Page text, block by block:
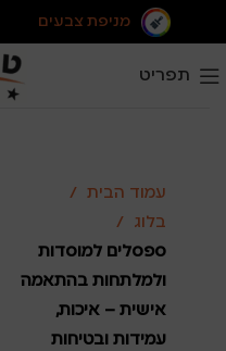
מניפת צבעים
תפריט
עמוד הבית
בלוג
ספסלים למוסדות
ולמלתחות בהתאמה
אישית – איכות,
עמידות ובטיחות